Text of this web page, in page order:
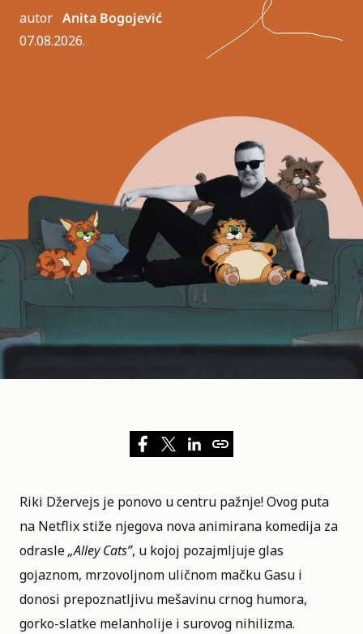
autor Anita Bogojević
07.08.2026.
Riki Džervejs je ponovo u centru pažnje! Ovog puta
na Netflixstiže njegova nova animirana komedija za
odrasle„Alley Cats”, u kojoj pozajmljuje glas
gojaznom, mrzovoljnom uličnom mačku Gasu i
donosi prepoznatljivu mešavinu crnog humora,
gorko-slatke melanholije i surovog nihilizma.